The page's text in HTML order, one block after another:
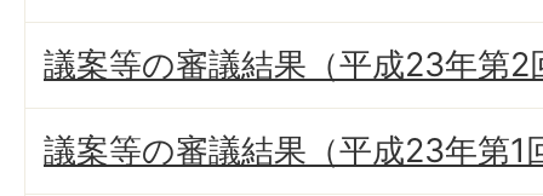
議案等の審議結果（平成23年第2
議案等の審議結果（平成23年第1